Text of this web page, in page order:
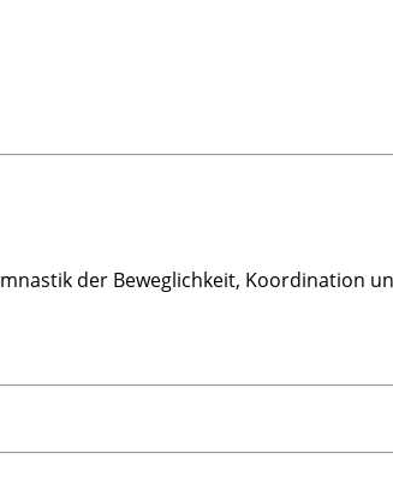
der Beweglichkeit, Koordination